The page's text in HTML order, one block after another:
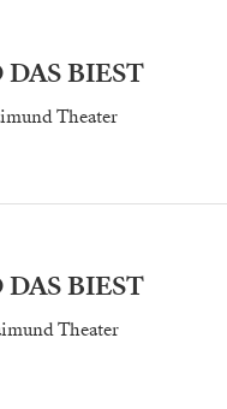
BIEST
Theater
BIEST
Theater